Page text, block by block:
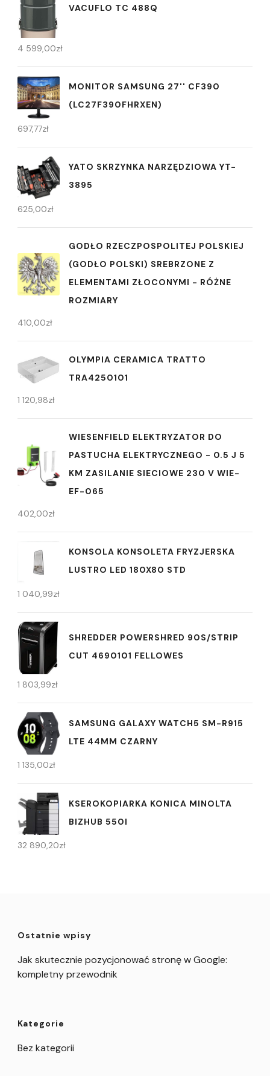
VACUFLO TC 488Q
4 599,00zł
MONITOR SAMSUNG 27'' CF390
(LC27F390FHRXEN)
697,77zł
YATO SKRZYNKA NARZĘDZIOWA YT-
3895
625,00zł
GODŁO RZECZPOSPOLITEJ POLSKIEJ
(GODŁO POLSKI) SREBRZONE Z
ELEMENTAMI ZŁOCONYMI - RÓŻNE
ROZMIARY
410,00zł
OLYMPIA CERAMICA TRATTO
TRA4250101
1 120,98zł
WIESENFIELD ELEKTRYZATOR DO
PASTUCHA ELEKTRYCZNEGO - 0.5 J 5
KM ZASILANIE SIECIOWE 230 V WIE-
EF-065
402,00zł
KONSOLA KONSOLETA FRYZJERSKA
LUSTRO LED 180X80 STD
1 040,99zł
SHREDDER POWERSHRED 90S/STRIP
CUT 4690101 FELLOWES
1 803,99zł
SAMSUNG GALAXY WATCH5 SM-R915
LTE 44MM CZARNY
1 135,00zł
KSEROKOPIARKA KONICA MINOLTA
BIZHUB 550I
32 890,20zł
Ostatnie wpisy
Jak skutecznie pozycjonować stronę w Google:
kompletny przewodnik
Kategorie
Bez kategorii